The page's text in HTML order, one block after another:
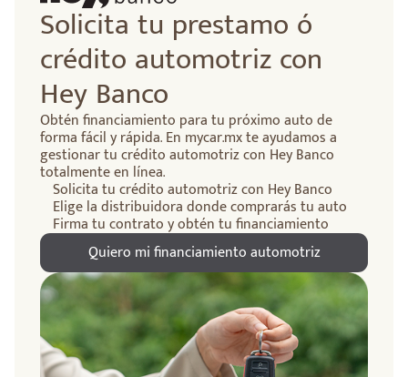
Solicita tu prestamo ó
crédito automotriz con
Hey Banco
Obtén financiamiento para tu próximo auto de
forma fácil y rápida. En mycar.mx te ayudamos a
gestionar tu crédito automotriz con Hey Banco
totalmente en línea.
Solicita tu crédito automotriz con Hey Banco
Elige la distribuidora donde comprarás tu auto
Firma tu contrato y obtén tu financiamiento
Quiero mi financiamiento automotriz